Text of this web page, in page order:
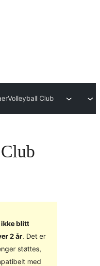
Volleyball Club
ikke blitt
2 år. Det er
støttes,
med